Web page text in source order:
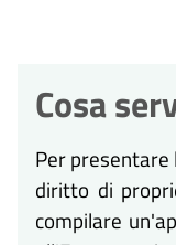
Cosa
Per presentare
diritto di
compilare